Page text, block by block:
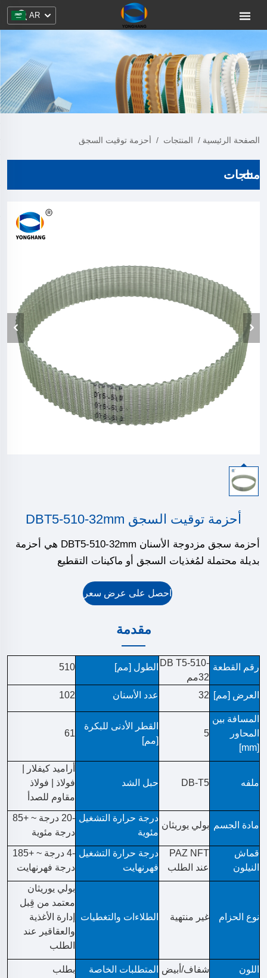
AR
الصفحة الرئيسية / المنتجات / أحزمة توقيت السجق
منتجات
أحزمة توقيت السجق DBT5-510-32mm
أحزمة سجق مزدوجة الأسنان DBT5-510-32mm هي أحزمة
بديلة محتملة لمُغذيات السجق أو ماكينات التقطيع
احصل على عرض سعر
مقدمة
رقم القطعة DB T5-510-
32مم
الطول [مم] 510
العرض [مم] 32 عدد الأسنان 102
المسافة بين
المحاور
[mm]
5
القطر الأدنى للبكرة
[مم]
61
ملفه DB-T5 حبل الشد
أراميد كيفلار |
فولاذ | فولاذ
مقاوم للصدأ
مادة الجسم بولي يوريثان
درجة حرارة التشغيل
مئوية
-20 درجة ~ +85
درجة مئوية
قماش
النيلون
PAZ NFT
عند الطلب
درجة حرارة التشغيل
فهرنهايت
-4 درجة ~ +185
درجة فهرنهايت
نوع الحزام غير منتهية الطلاءات والتغطيات
بولي يوريثان
معتمد من قِبل
إدارة الأغذية
والعقاقير عند
الطلب
اللون شفاف/أبيض المتطلبات الخاصة بطلب